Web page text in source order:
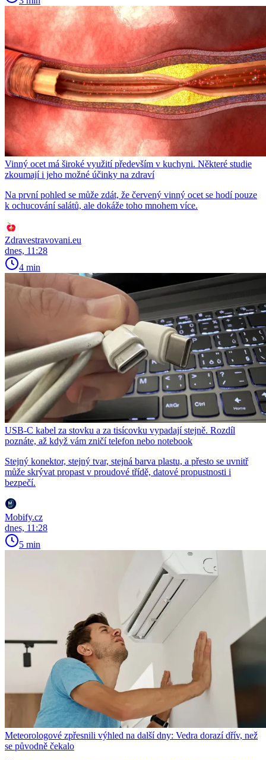
Vinný ocet má široké využití především v kuchyni. Některé studie
zkoumají i jeho možné účinky na zdraví
Na první pohled se může zdát, že červený vinný ocet se hodí pouze
k ochucování salátů, ale dokáže toho mnohem více.
Zdravestravovani.eu
dnes, 11:28
4 min
USB-C kabel za stovku a za tisícovku vypadají stejně. Rozdíl
poznáte, až když vám zničí telefon nebo notebook
Stejný konektor, stejný tvar, stejná barva plastu, a přesto se uvnitř
může skrývat propast v proudové třídě, datové propustnosti i
bezpečí.
Mobify.cz
dnes, 11:28
5 min
Meteorologové zpřesnili výhled na další dny: Vedra dorazí dřív, než
se původně čekalo